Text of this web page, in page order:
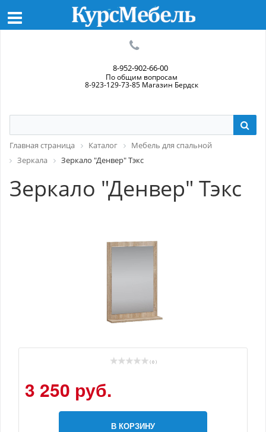
8-952-902-66-00
По общим вопросам
8-923-129-73-85 Магазин Бердск
Главная страница Каталог
Мебель для спальной
Зеркала
Зеркало "Денвер" Тэкс
Зеркало "Денвер" Тэкс
( 0 )
3 250 руб.
В КОРЗИНУ